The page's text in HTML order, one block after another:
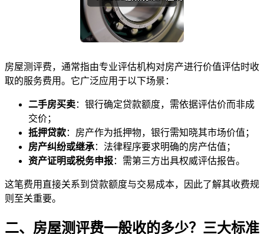
房屋测评费，通常指由专业评估机构对房产进行价值评估时收
取的服务费用。它广泛应用于以下场景：
二手房买卖：银行确定贷款额度，需依据评估价而非成
交价；
抵押贷款：房产作为抵押物，银行需知晓其市场价值；
房产纠纷或继承：法律程序要求明确的房产估值；
资产证明或税务申报：需第三方出具权威评估报告。
这笔费用直接关系到贷款额度与交易成本，因此了解其收费规
则至关重要。
二、房屋测评费一般收的多少？三大标准